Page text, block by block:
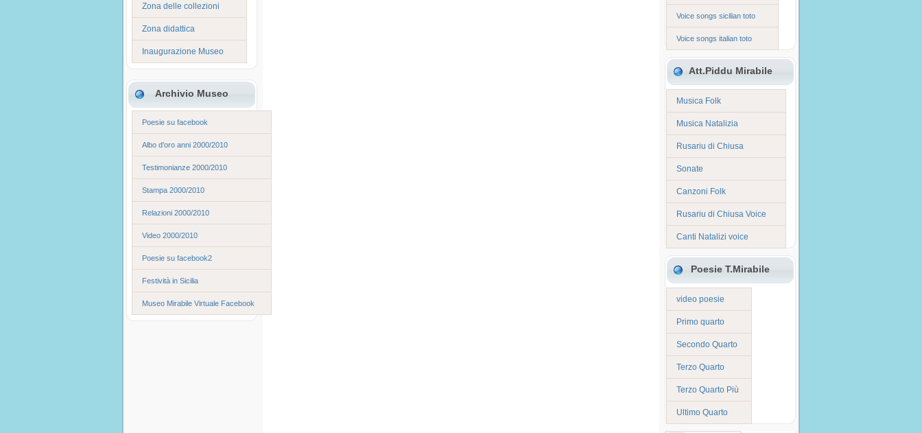
Zona delle collezioni
Zona didattica
Inaugurazione Museo
Archivio Museo
Poesie su facebook
Albo d'oro anni 2000/2010
Testimonianze 2000/2010
Stampa 2000/2010
Relazioni 2000/2010
Video 2000/2010
Poesie su facebook2
Festività in Sicilia
Museo Mirabile Virtuale Facebook
Voice songs sicilian toto
Voice songs italian toto
Att.Piddu Mirabile
Musica Folk
Musica Natalizia
Rusariu di Chiusa
Sonate
Canzoni Folk
Rusariu di Chiusa Voice
Canti Natalizi voice
Poesie T.Mirabile
video poesie
Primo quarto
Secondo Quarto
Terzo Quarto
Terzo Quarto Più
Ultimo Quarto